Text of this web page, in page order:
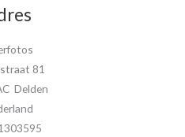
81
Delden